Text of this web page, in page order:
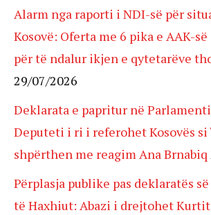
Alarm nga raporti i NDI-së për
Kosovë: Oferta me 6 pika e AAK-
për të ndalur ikjen e qytetarëve
29/07/2026
Deklarata e papritur në
Deputeti i ri i referohet Kosovës si
shpërthen me reagim Ana Brnabiq
Përplasja publike pas deklaratës
të Haxhiut: Abazi i drejtohet Kurtit